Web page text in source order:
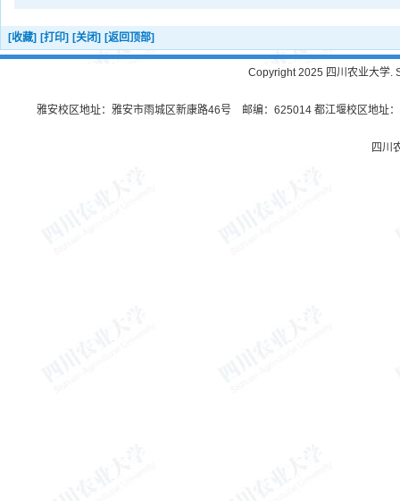
[收藏] [打印] [关闭] [返回顶部]
Copyright 2025 四川农业大学.
雅安校区地址：雅安市雨城区新康路46号 邮编：625014 都江堰校区地址
四川